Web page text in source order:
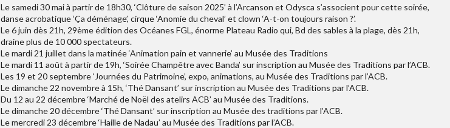
Le samedi 30 mai à partir de 18h30, ‘Clôture de saison 2025’ à l’Arcanson et Odysca s’associent pour cette soirée,
danse acrobatique ‘Ça déménage’, cirque ‘Anomie du cheval’ et clown ‘A-t-on toujours raison ?’.
Le 6 juin dès 21h, 29ème édition des Océanes FGL, énorme Plateau Radio qui, Bd des sables à la plage, dès 21h,
draine plus de 10 000 spectateurs.
Le mardi 21 juillet dans la matinée ‘Animation pain et vannerie’ au Musée des Traditions
Le mardi 11 août à partir de 19h, ‘Soirée Champêtre avec Banda’ sur inscription au Musée des Traditions par l’ACB.
Les 19 et 20 septembre ‘Journées du Patrimoine’, expo, animations, au Musée des Traditions par l’ACB.
Le dimanche 22 novembre à 15h, ‘Thé Dansant’ sur inscription au Musée des Traditions par l’ACB.
Du 12 au 22 décembre ‘Marché de Noël des atelirs ACB’ au Musée des Traditions.
Le dimanche 20 décembre ‘Thé Dansant’ sur inscription au Musée des traditions par l’ACB.
Le mercredi 23 décembre ‘Haille de Nadau’ au Musée des Traditions par l’ACB.